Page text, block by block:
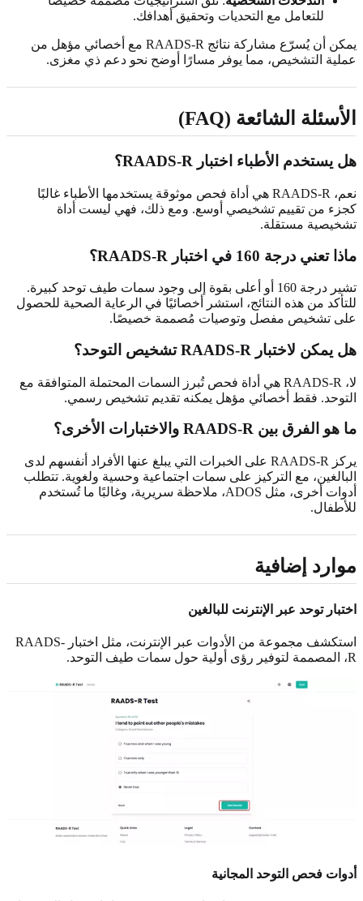
للتعامل مع التحديات وتحقيق أهدافك.
يمكن أن يُسرّع مشاركة نتائج RAADS-R مع أخصائي مؤهل من
عملية التشخيص، مما يوفر مسارًا أوضح نحو دعم ذي مغزى.
الأسئلة الشائعة (FAQ)
هل يستخدم الأطباء اختبار RAADS-R؟
نعم، RAADS-R هي أداة فحص موثوقة يستخدمها الأطباء غالبًا
كجزء من تقييم تشخيصي أوسع. ومع ذلك، فهي ليست أداة
تشخيصية مستقلة.
ماذا تعني درجة 160 في اختبار RAADS-R؟
تشير درجة 160 أو أعلى بقوة إلى وجود سمات طيف توحد كبيرة.
للتأكد من هذه النتائج، استشر أخصائيًا في الرعاية الصحية للحصول
على تشخيص مفصل وتوصيات مُصممة خصيصًا.
هل يمكن لاختبار RAADS-R تشخيص التوحد؟
لا، RAADS-R هي أداة فحص تُبرز السمات المحتملة المتوافقة مع
التوحد. فقط أخصائي مؤهل يمكنه تقديم تشخيص رسمي.
ما هو الفرق بين RAADS-R والاختبارات الأخرى؟
يركز RAADS-R على الخبرات التي يبلغ عنها الأفراد أنفسهم لدى
البالغين، مع التركيز على سمات اجتماعية وحسية ولغوية. تتطلب
أدوات أخرى، مثل ADOS، ملاحظة سريرية، وغالبًا ما تُستخدم
للأطفال.
موارد إضافية
اختبار توحد عبر الإنترنت للبالغين
استكشف مجموعة من الأدوات عبر الإنترنت، مثل اختبار RAADS-
R، المصممة لتوفير رؤى أولية حول سمات طيف التوحد.
أدوات فحص التوحد المجانية